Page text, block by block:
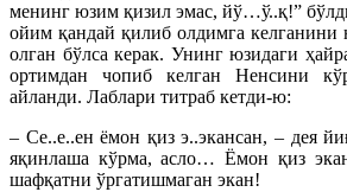
менинг юзим қизил эмас, йў…ў..қ!”
ойим қандай қилиб олдимга келганини
олган бўлса керак. Унинг юзидаги
ортимдан чопиб келган Ненсини
айланди. Лаблари титраб кетди-ю:
– Се..е..ен ёмон қиз э..экансан, – дея
яқинлаша кўрма, асло… Ёмон қиз
шафқатни ўргатишмаган экан!